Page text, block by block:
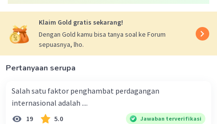
Klaim Gold gratis sekarang!
Dengan Gold kamu bisa tanya soal ke Forum
sepuasnya, lho.
Pertanyaan serupa
Salah satu faktor penghambat perdagangan
internasional adalah ....
19 5.0 Jawaban terverifikasi